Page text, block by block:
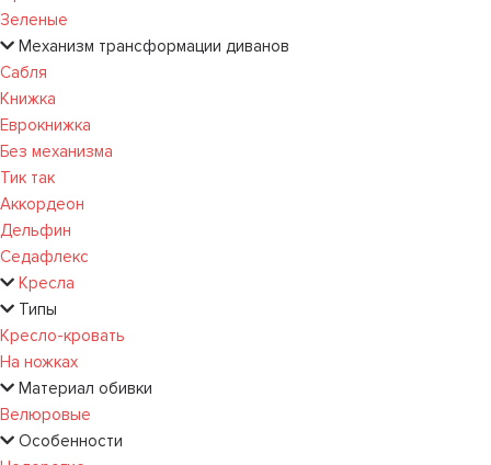
Зеленые
Механизм трансформации диванов
Сабля
Книжка
Еврокнижка
Без механизма
Тик так
Аккордеон
Дельфин
Седафлекс
Кресла
Типы
Кресло-кровать
На ножках
Материал обивки
Велюровые
Особенности